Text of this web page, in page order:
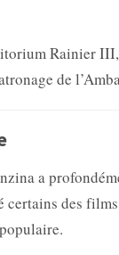
Rainier III,
de
a
des